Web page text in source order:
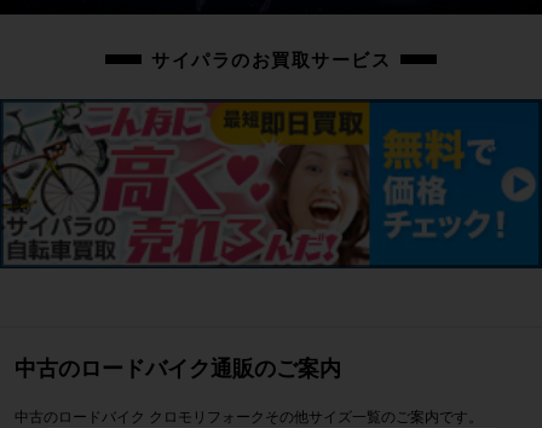
サイパラのお買取サービス
中古のロードバイク通販のご案内
中古のロードバイク クロモリフォークその他サイズ一覧のご案内です。